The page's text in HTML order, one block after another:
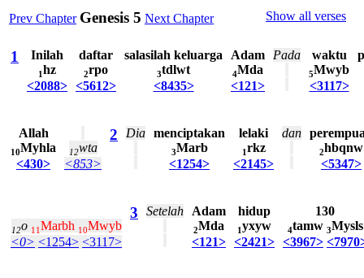
Prev Chapter Genesis 5 Next Chapter Show all verses
1 Inilah
1hz
<2088>
daftar
2rpo
<5612>
salasilah keluarga
3tdlwt
<8435>
Adam
4Mda
<121>
Pada waktu
5Mwyb
<3117>
Allah
10Myhla
<430>
12wta
<853>
2 Dia menciptakan
3Marb
<1254>
lelaki
1rkz
<2145>
dan
2hbqnw
<5347>
12o 11Marbh 10Mwyb
<0> <1254> <3117>
3 Setelah Adam
2Mda
<121>
hidup
1yxyw
<2421>
130
4tamw 3Mysls
<3967>